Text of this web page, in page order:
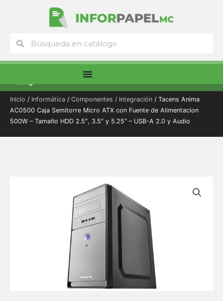
Buscar
Inicio / Informática / Componentes / Integración / Tacens Anima
AC0500 Caja Semitorre Micro ATX con Fuente de Alimentacion
500W – Tamaño HDD 2.5″, 3.5″ y 5.25″ – USB-A 2.0 y Audio